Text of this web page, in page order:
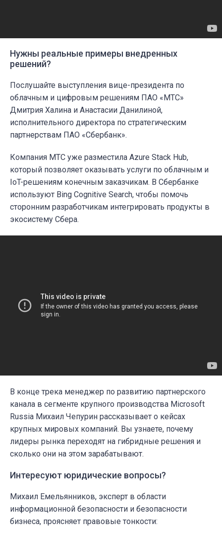
Нужны реальные примеры внедренных
решений?
Послушайте выступления вице-президента по
облачным и цифровым решениям ПАО «МТС»
Дмитрия Халина и Анастасии Данилиной,
исполнительного директора по стратегическим
партнерствам ПАО «Сбербанк».
Компания МТС уже разместила Azure Stack Hub,
который позволяет оказывать услуги по облачным и
IoT-решениям конечным заказчикам. В Сбербанке
используют Bing Cognitive Search, чтобы помочь
сторонним разработчикам интегрировать продукты в
экосистему Сбера.
В конце трека менеджер по развитию партнерского
канала в сегменте крупного производства Microsoft
Russia Михаил Чепурин рассказывает о кейсах
крупных мировых компаний. Вы узнаете, почему
лидеры рынка переходят на гибридные решения и
сколько они на этом зарабатывают.
Интересуют юридические вопросы?
Михаил Емельянников, эксперт в области
информационной безопасности и безопасности
бизнеса, проясняет правовые тонкости: